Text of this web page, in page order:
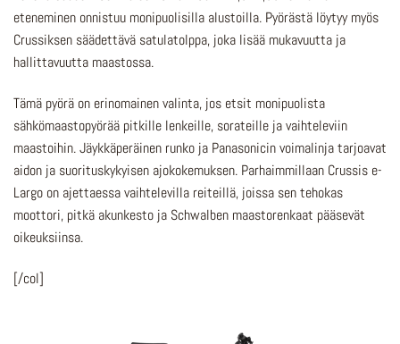
eteneminen onnistuu monipuolisilla alustoilla. Pyörästä löytyy myös
Crussiksen säädettävä satulatolppa, joka lisää mukavuutta ja
hallittavuutta maastossa.
Tämä pyörä on erinomainen valinta, jos etsit monipuolista
sähkömaastopyörää pitkille lenkeille, sorateille ja vaihteleviin
maastoihin. Jäykkäperäinen runko ja Panasonicin voimalinja tarjoavat
aidon ja suorituskykyisen ajokokemuksen. Parhaimmillaan Crussis e-
Largo on ajettaessa vaihtelevilla reiteillä, joissa sen tehokas
moottori, pitkä akunkesto ja Schwalben maastorenkaat pääsevät
oikeuksiinsa.
[/col]